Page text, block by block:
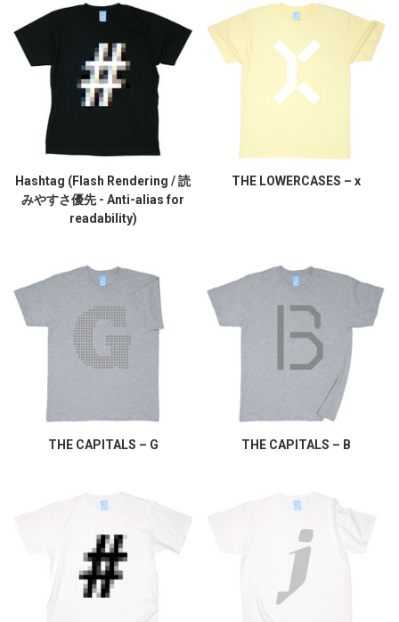
Hashtag (Flash Rendering / 読
みやすさ優先 - Anti-alias for
readability)
THE LOWERCASES – x
THE CAPITALS – G THE CAPITALS – B